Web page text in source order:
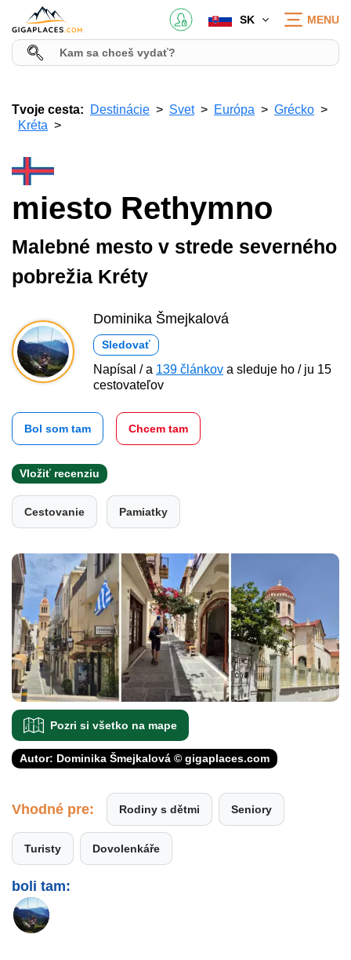
SK MENU
Tvoje cesta: Destinácie Svet Európa
Grécko
Kréta
miesto Rethymno
Malebné mesto v strede severného
pobrežia Kréty
Dominika Šmejkalová
Sledovať
Napísal / a 139 článkov a sleduje ho / ju 15
cestovateľov
Bol som tam Chcem tam
Vložiť recenziu
Cestovanie Pamiatky
Pozri si všetko na mape
Autor: Dominika Šmejkalová © gigaplaces.com
Vhodné pre: Rodiny s dětmi Seniory
Turisty Dovolenkáře
boli tam: